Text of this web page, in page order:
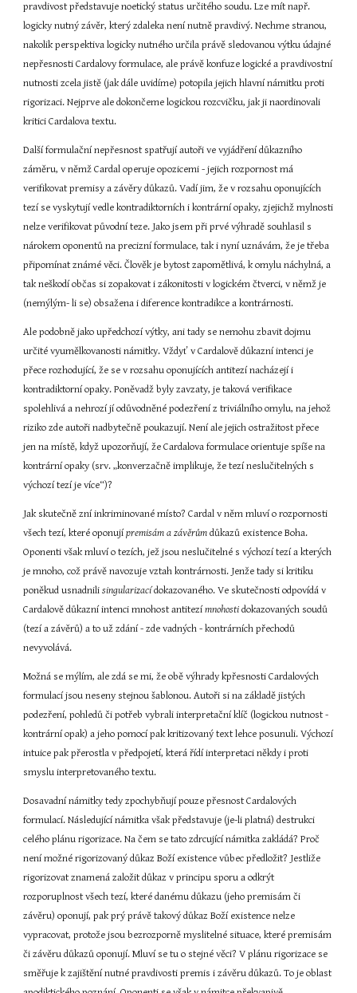
pravdivost představuje noetický status určitého soudu. Lze mít např.
logicky nutný závěr, který zdaleka není nutně pravdivý. Nechme stranou,
nakolik perspektiva logicky nutného určila právě sledovanou výtku údajné
nepřesnosti Cardalovy formulace, ale právě konfuze logické a pravdivostní
nutnosti zcela jistě (jak dále uvidíme) potopila jejich hlavní námitku proti
rigorizaci. Nejprve ale dokončeme logickou rozcvičku, jak ji naordinovali
kritici Cardalova textu.
Další formulační nepřesnost spatřují autoři ve vyjádření důkazního
záměru, v němž Cardal operuje opozicemi - jejich rozpornost má
verifikovat premisy a závěry důkazů. Vadí jim, že v rozsahu oponujících
tezí se vyskytují vedle kontradiktorních i kontrární opaky, zjejichž mylnosti
nelze verifikovat původní teze. Jako jsem při prvé výhradě souhlasil s
nárokem oponentů na precizní formulace, tak i nyní uznávám, že je třeba
připomínat známé věci. Člověk je bytost zapomětlivá, k omylu náchylná, a
tak neškodí občas si zopakovat i zákonitosti v logickém čtverci, v němž je
(nemýlým- li se) obsažena i diference kontradikce a kontrárnosti.
Ale podobně jako upředchozí výtky, ani tady se nemohu zbavit dojmu
určité vyumělkovanosti námitky. Vždyť v Cardalově důkazní intenci je
přece rozhodující, že se v rozsahu oponujících antitezí nacházejí i
kontradiktorní opaky. Poněvadž byly zavzaty, je taková verifikace
spolehlivá a nehrozí jí odůvodněné podezření z triviálního omylu, na jehož
riziko zde autoři nadbytečně poukazují. Není ale jejich ostražitost přece
jen na místě, když upozorňují, že Cardalova formulace orientuje spíše na
kontrární opaky (srv. „konverzačně implikuje, že tezí neslučitelných s
výchozí tezí je více“)?
Jak skutečně zní inkriminované místo? Cardal v něm mluví o rozpornosti
všech tezí, které oponují premisám a závěrům důkazů existence Boha.
Oponenti však mluví o tezích, jež jsou neslučitelné s výchozí tezí a kterých
je mnoho, což právě navozuje vztah kontrárnosti. Jenže tady si kritiku
poněkud usnadnili singularizací dokazovaného. Ve skutečnosti odpovídá v
Cardalově důkazní intenci mnohost antitezí mnohosti dokazovaných soudů
(tezí a závěrů) a to už zdání - zde vadných - kontrárních přechodů
nevyvolává.
Možná se mýlím, ale zdá se mi, že obě výhrady kpřesnosti Cardalových
formulací jsou neseny stejnou šablonou. Autoři si na základě jistých
podezření, pohledů či potřeb vybrali interpretační klíč (logickou nutnost -
kontrární opak) a jeho pomocí pak kritizovaný text lehce posunuli. Výchozí
intuice pak přerostla v předpojetí, která řídí interpretaci někdy i proti
smyslu interpretovaného textu.
Dosavadní námitky tedy zpochybňují pouze přesnost Cardalových
formulací. Následující námitka však představuje (je-li platná) destrukci
celého plánu rigorizace. Na čem se tato zdrcující námitka zakládá? Proč
není možné rigorizovaný důkaz Boží existence vůbec předložit? Jestliže
rigorizovat znamená založit důkaz v principu sporu a odkrýt
rozporuplnost všech tezí, které danému důkazu (jeho premisám či
závěru) oponují, pak prý právě takový důkaz Boží existence nelze
vypracovat, protože jsou bezrozporně myslitelné situace, které premisám
či závěru důkazů oponují. Mluví se tu o stejné věci? V plánu rigorizace se
směřuje k zajištění nutné pravdivosti premis i závěru důkazů. To je oblast